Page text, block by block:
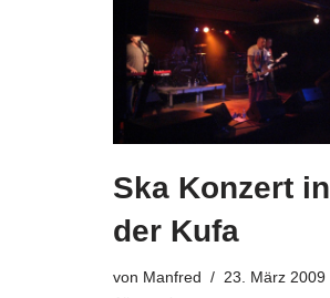
Ska Konzert in
der Kufa
von Manfred
23. März 2009